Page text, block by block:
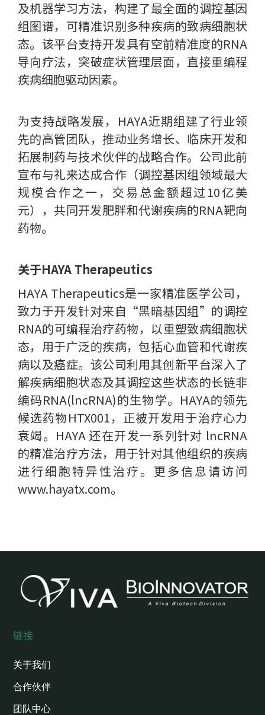
及机器学习方法，构建了最全面的调控基因
组图谱，可精准识别多种疾病的致病细胞状
态。该平台支持开发具有空前精准度的RNA
导向疗法，突破症状管理层面，直接重编程
疾病细胞驱动因素。
为支持战略发展，HAYA近期组建了行业领
先的高管团队，推动业务增长、临床开发和
拓展制药与技术伙伴的战略合作。公司此前
宣布与礼来达成合作（调控基因组领域最大
规模合作之一，交易总金额超过10亿美
元），共同开发肥胖和代谢疾病的RNA靶向
药物。
关于HAYA Therapeutics
HAYA Therapeutics是一家精准医学公司，
致力于开发针对来自“黑暗基因组”的调控
RNA的可编程治疗药物，以重塑致病细胞状
态，用于广泛的疾病，包括心血管和代谢疾
病以及癌症。该公司利用其创新平台深入了
解疾病细胞状态及其调控这些状态的长链非
编码RNA(lncRNA)的生物学。HAYA的领先
候选药物HTX001，正被开发用于治疗心力
衰竭。HAYA 还在开发一系列针对 lncRNA
的精准治疗方法，用于针对其他组织的疾病
进行细胞特异性治疗。更多信息请访问
www.hayatx.com。
链接
关于我们
合作伙伴
团队中心